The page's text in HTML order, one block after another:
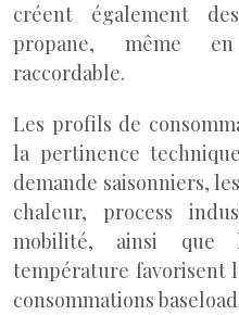
créent également
propane, même
raccordable.
Les profils de
la pertinence
demande saisonniers,
chaleur, process
mobilité, ainsi que
température favorisent
consommations